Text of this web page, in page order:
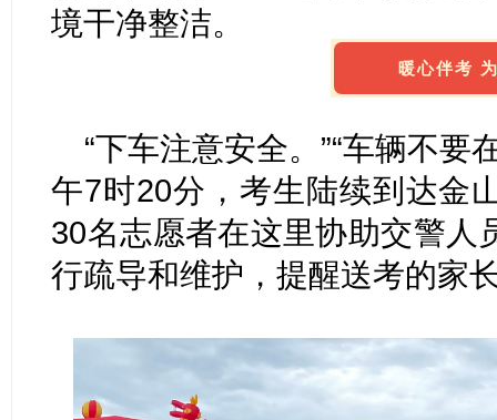
境干净整洁。
暖心伴考
“下车注意安全。”“车辆不要
午7时20分，考生陆续到达金
30名志愿者在这里协助交警人
行疏导和维护，提醒送考的家